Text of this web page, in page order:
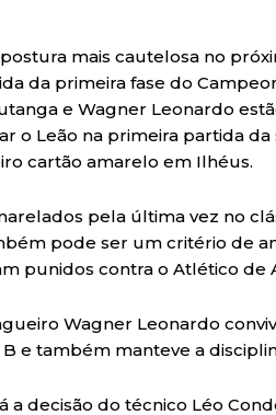
mais cautelosa no
da primeira fase do
e Wagner Leonardo
o Leão na primeira partida
cartão amarelo em Ilhéus.
pela última vez no
pode ser um critério de
punidos contra o Atlético de
Wagner Leonardo
e também manteve a
a decisão do técnico Léo